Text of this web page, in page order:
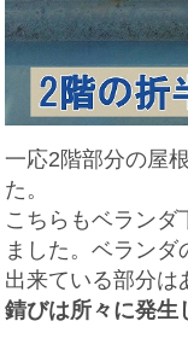
一応2階部分の屋
た。
こちらもベランダ
ました。ベラン
出来ている部分は
錆びは所々に発生